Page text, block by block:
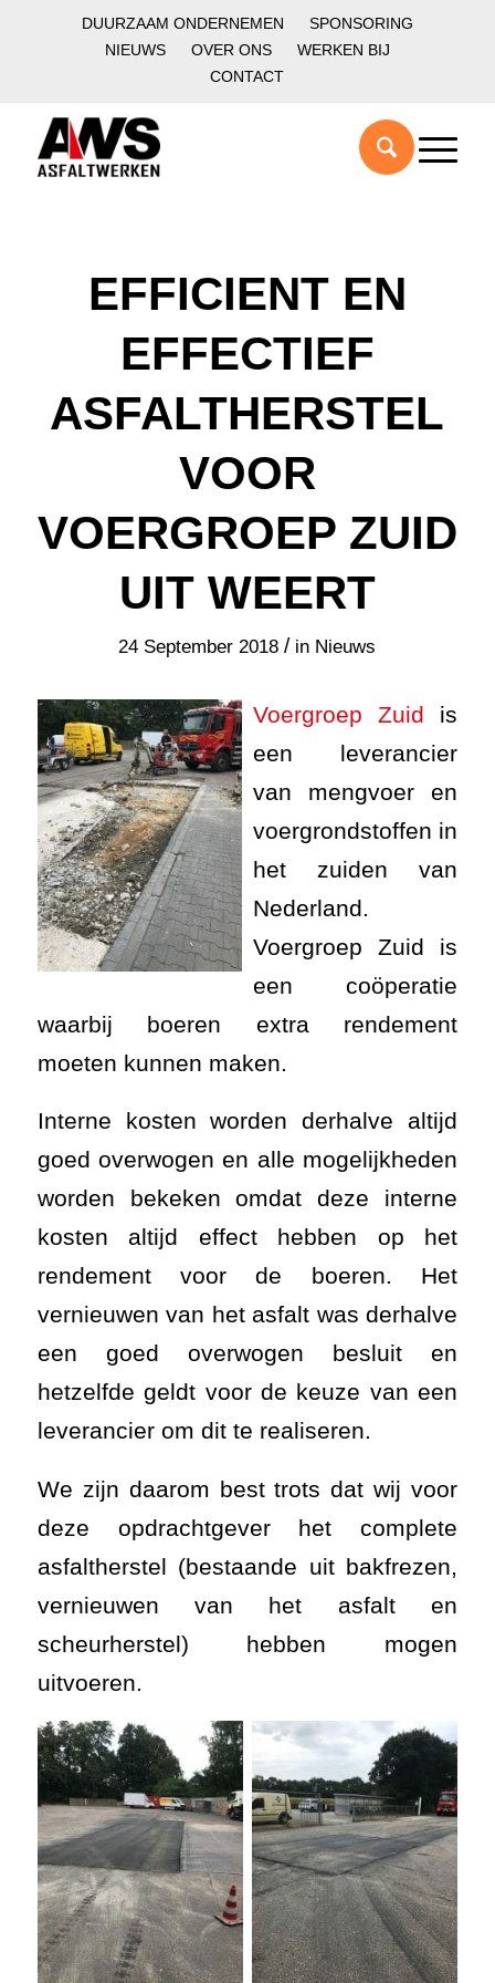
DUURZAAM ONDERNEMEN
SPONSORING
NIEUWS
OVER ONS
WERKEN BIJ
CONTACT
EFFICIENT EN
EFFECTIEF
ASFALTHERSTEL
VOOR
VOERGROEP ZUID
UIT WEERT
24 September 2018 / in Nieuws
Voergroep Zuid is
een leverancier
van mengvoer en
voergrondstoffen in
het zuiden van
Nederland.
Voergroep Zuid is
een coöperatie
waarbij boeren extra rendement
moeten kunnen maken.
Interne kosten worden derhalve altijd
goed overwogen en alle mogelijkheden
worden bekeken omdat deze interne
kosten altijd effect hebben op het
rendement voor de boeren. Het
vernieuwen van het asfalt was derhalve
een goed overwogen besluit en
hetzelfde geldt voor de keuze van een
leverancier om dit te realiseren.
We zijn daarom best trots dat wij voor
deze opdrachtgever het complete
asfaltherstel (bestaande uit bakfrezen,
vernieuwen van het asfalt en
scheurherstel) hebben mogen
uitvoeren.